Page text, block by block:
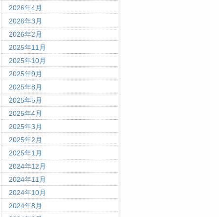
2026年4月
2026年3月
2026年2月
2025年11月
2025年10月
2025年9月
2025年8月
2025年5月
2025年4月
2025年3月
2025年2月
2025年1月
2024年12月
2024年11月
2024年10月
2024年8月